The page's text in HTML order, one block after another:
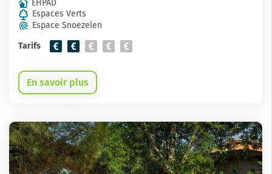
EHPAD
Espaces Verts
Espace Snoezelen
Tarifs
En savoir plus